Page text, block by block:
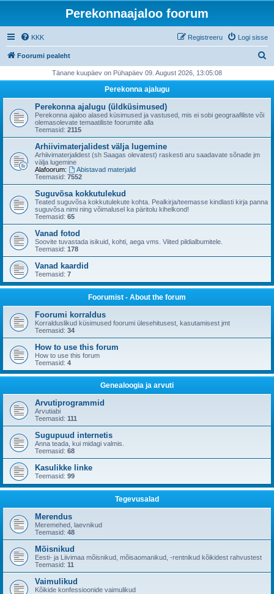
Perekonnaajaloo foorum
KKK Logi sisse
Registreeru
Foorumi pealeht
i
Tänane kuupäev on Pühapäev 09. August 2026, 13:05:08
Perekonna ajalugu
Perekonna ajalugu (üldküsimused)
Perekonna ajaloo alased küsimused ja vastused, mis ei sobi geograafiliste või
olemasolevate temaatiliste foorumite alla
Teemasid: 2115
Arhiivimaterjalidest välja lugemine
Arhiivimaterjalidest (sh Saagas olevatest) raskesti aru saadavate sõnade jm
välja lugemine
Alafoorum:
Abistavad materjalid
Teemasid: 7552
Suguvõsa kokkutulekud
Teated suguvõsa kokkutulekute kohta. Pealkirja/teemasse kindlasti kirja panna
suguvõsa nimi ning võimalusel ka päritolu kihelkond!
Teemasid: 65
Vanad fotod
Soovite tuvastada isikuid, kohti, aega vms. Viited pildialbumitele.
Teemasid: 178
Vanad kaardid
Teemasid: 7
Foorumist - About the forum
Foorumi korraldus
Korralduslikud küsimused foorumi ülesehitusest, kasutamisest jmt
Teemasid: 34
How to use this forum
How to use this forum
Teemasid: 4
Genealoogia ja arvuti
Arvutiprogrammid
Arvutiabi
Teemasid: 111
Sugupuud internetis
Anna teada, kui midagi valmis.
Teemasid: 68
Kasulikke linke
Teemasid: 99
Tegevusalad
Merendus
Meremehed, laevnikud
Teemasid: 48
Mõisnikud
Eesti- ja Liivimaa mõisnikud, mõisaomanikud, -rentnikud kõikidest rahvustest
Teemasid: 11
Vaimulikud
Kõikide konfessioonide vaimulikud